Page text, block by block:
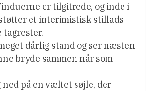
er tilgitrede, og inde i
et interimistisk stillads
tagrester.
dårlig stand og ser næsten
bryde sammen når som
ned på en væltet søjle, der